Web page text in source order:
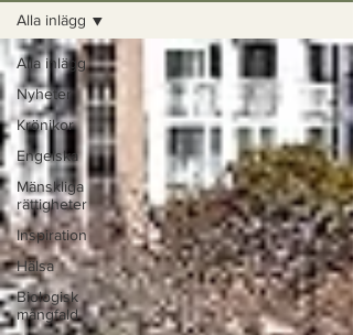
Alla inlägg
Nyheter
Krönikor
Engelska
Mänskliga
rättigheter
Inspiration
Hälsa
Biologisk
mångfald
Alla inlägg